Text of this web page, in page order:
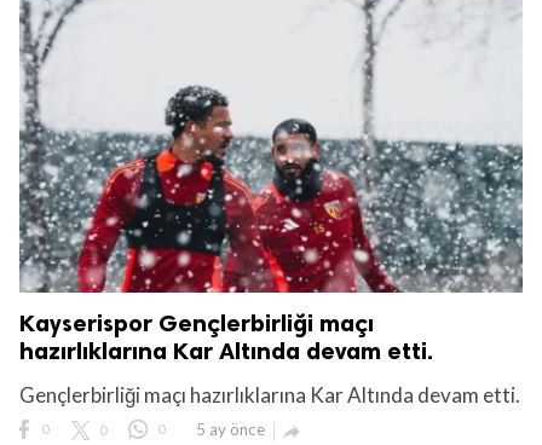
Kayserispor Gençlerbirliği maçı
hazırlıklarına Kar Altında devam etti.
Gençlerbirliği maçı hazırlıklarına Kar Altında devam etti.
0 0 0 5 ay önce 